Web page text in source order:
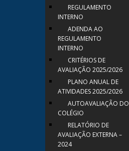
REGULAMENTO
INTERNO
ADENDA AO
REGULAMENTO
INTERNO
CRITÉRIOS DE
AVALIAÇÃO 2025/2026
PLANO ANUAL DE
ATIVIDADES 2025/2026
AUTOAVALIAÇÃO DO
COLÉGIO
RELATÓRIO DE
AVALIAÇÃO EXTERNA –
2024